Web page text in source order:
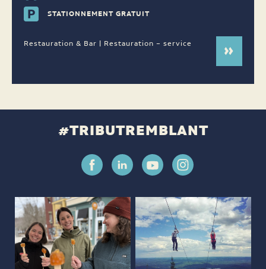
STATIONNEMENT GRATUIT
Restauration & Bar | Restauration – service
#TRIBUTREMBLANT